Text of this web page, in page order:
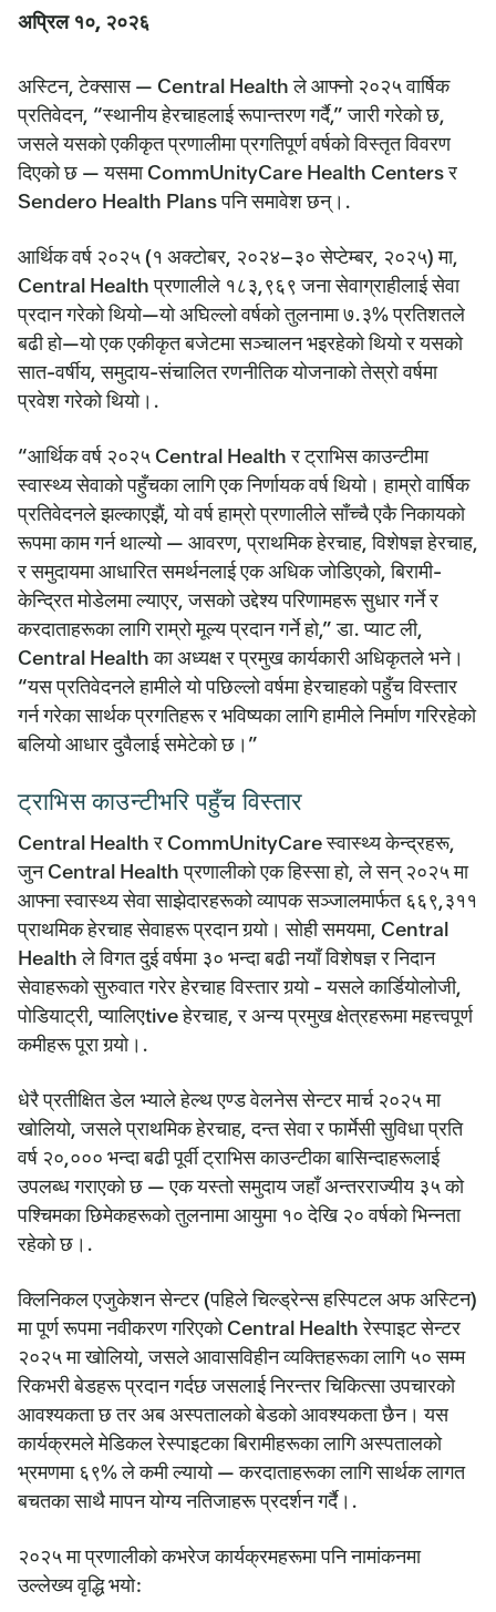
अप्रिल १०, २०२६
अस्टिन, टेक्सास — Central Health ले आफ्नो २०२५ वार्षिक
प्रतिवेदन, “स्थानीय हेरचाहलाई रूपान्तरण गर्दै,” जारी गरेको छ,
जसले यसको एकीकृत प्रणालीमा प्रगतिपूर्ण वर्षको विस्तृत विवरण
दिएको छ — यसमा CommUnityCare Health Centers र
Sendero Health Plans पनि समावेश छन्।.
आर्थिक वर्ष २०२५ (१ अक्टोबर, २०२४–३० सेप्टेम्बर, २०२५) मा,
Central Health प्रणालीले १८३,९६९ जना सेवाग्राहीलाई सेवा
प्रदान गरेको थियो—यो अघिल्लो वर्षको तुलनामा ७.३% प्रतिशतले
बढी हो—यो एक एकीकृत बजेटमा सञ्चालन भइरहेको थियो र यसको
सात-वर्षीय, समुदाय-संचालित रणनीतिक योजनाको तेस्रो वर्षमा
प्रवेश गरेको थियो।.
“आर्थिक वर्ष २०२५ Central Health र ट्राभिस काउन्टीमा
स्वास्थ्य सेवाको पहुँचका लागि एक निर्णायक वर्ष थियो। हाम्रो वार्षिक
प्रतिवेदनले झल्काएझैं, यो वर्ष हाम्रो प्रणालीले साँच्चै एकै निकायको
रूपमा काम गर्न थाल्यो — आवरण, प्राथमिक हेरचाह, विशेषज्ञ हेरचाह,
र समुदायमा आधारित समर्थनलाई एक अधिक जोडिएको, बिरामी-
केन्द्रित मोडेलमा ल्याएर, जसको उद्देश्य परिणामहरू सुधार गर्ने र
करदाताहरूका लागि राम्रो मूल्य प्रदान गर्ने हो,” डा. प्याट ली,
Central Health का अध्यक्ष र प्रमुख कार्यकारी अधिकृतले भने।
“यस प्रतिवेदनले हामीले यो पछिल्लो वर्षमा हेरचाहको पहुँच विस्तार
गर्न गरेका सार्थक प्रगतिहरू र भविष्यका लागि हामीले निर्माण गरिरहेको
बलियो आधार दुवैलाई समेटेको छ।”
ट्राभिस काउन्टीभरि पहुँच विस्तार
Central Health र CommUnityCare स्वास्थ्य केन्द्रहरू,
जुन Central Health प्रणालीको एक हिस्सा हो, ले सन् २०२५ मा
आफ्ना स्वास्थ्य सेवा साझेदारहरूको व्यापक सञ्जालमार्फत ६६९,३११
प्राथमिक हेरचाह सेवाहरू प्रदान गर्‍यो। सोही समयमा, Central
Health ले विगत दुई वर्षमा ३० भन्दा बढी नयाँ विशेषज्ञ र निदान
सेवाहरूको सुरुवात गरेर हेरचाह विस्तार गर्‍यो - यसले कार्डियोलोजी,
पोडियाट्री, प्यालिएtive हेरचाह, र अन्य प्रमुख क्षेत्रहरूमा महत्त्वपूर्ण
कमीहरू पूरा गर्‍यो।.
धेरै प्रतीक्षित डेल भ्याले हेल्थ एण्ड वेलनेस सेन्टर मार्च २०२५ मा
खोलियो, जसले प्राथमिक हेरचाह, दन्त सेवा र फार्मेसी सुविधा प्रति
वर्ष २०,००० भन्दा बढी पूर्वी ट्राभिस काउन्टीका बासिन्दाहरूलाई
उपलब्ध गराएको छ — एक यस्तो समुदाय जहाँ अन्तरराज्यीय ३५ को
पश्चिमका छिमेकहरूको तुलनामा आयुमा १० देखि २० वर्षको भिन्नता
रहेको छ।.
क्लिनिकल एजुकेशन सेन्टर (पहिले चिल्ड्रेन्स हस्पिटल अफ अस्टिन)
मा पूर्ण रूपमा नवीकरण गरिएको Central Health रेस्पाइट सेन्टर
२०२५ मा खोलियो, जसले आवासविहीन व्यक्तिहरूका लागि ५० सम्म
रिकभरी बेडहरू प्रदान गर्दछ जसलाई निरन्तर चिकित्सा उपचारको
आवश्यकता छ तर अब अस्पतालको बेडको आवश्यकता छैन। यस
कार्यक्रमले मेडिकल रेस्पाइटका बिरामीहरूका लागि अस्पतालको
भ्रमणमा ६९% ले कमी ल्यायो — करदाताहरूका लागि सार्थक लागत
बचतका साथै मापन योग्य नतिजाहरू प्रदर्शन गर्दै।.
२०२५ मा प्रणालीको कभरेज कार्यक्रमहरूमा पनि नामांकनमा
उल्लेख्य वृद्धि भयो: